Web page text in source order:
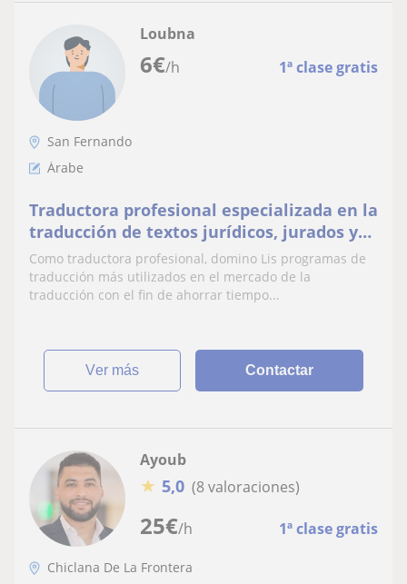
6€/h 1ª clase gratis
Loubna
San Fernando
Árabe
Traductora profesional especializada en la
traducción de textos jurídicos, jurados y
generales en los idiomas francés, español,
árabe e inglés
Como traductora profesional, domino Lis programas de
traducción más utilizados en el mercado de la
traducción con el fin de ahorrar tiempo...
ver más Contactar
25€/h 1ª clase gratis
Ayoub
★ 5,0 (8 valoraciones)
Chiclana De La Frontera